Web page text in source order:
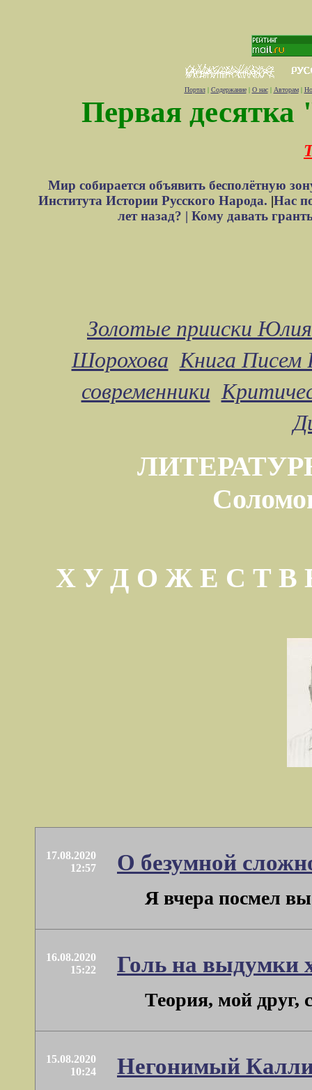
Портал| Содержание| О нас| Авторам|
Первая десятка
Мир собирается объявить бесполётную
Института Истории Русского Народа. |Нас
лет назад? | Кому давать
Золотые прииски
Шорохова Книга Писем
современники
Х У Д О Ж Е С Т
17.08.2020
12:57
О безумной
Я вчера посмел
16.08.2020
15:22
Голь на выдумки
Теория, мой друг,
15.08.2020
10:24
Негонимый